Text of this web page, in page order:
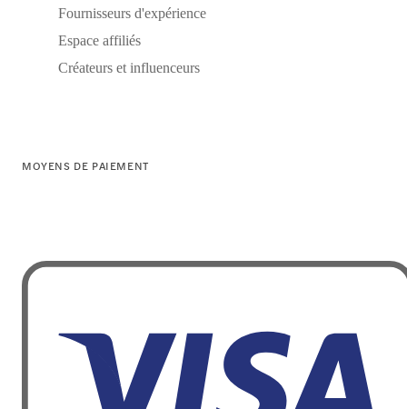
Fournisseurs d'expérience
Espace affiliés
Créateurs et influenceurs
MOYENS DE PAIEMENT